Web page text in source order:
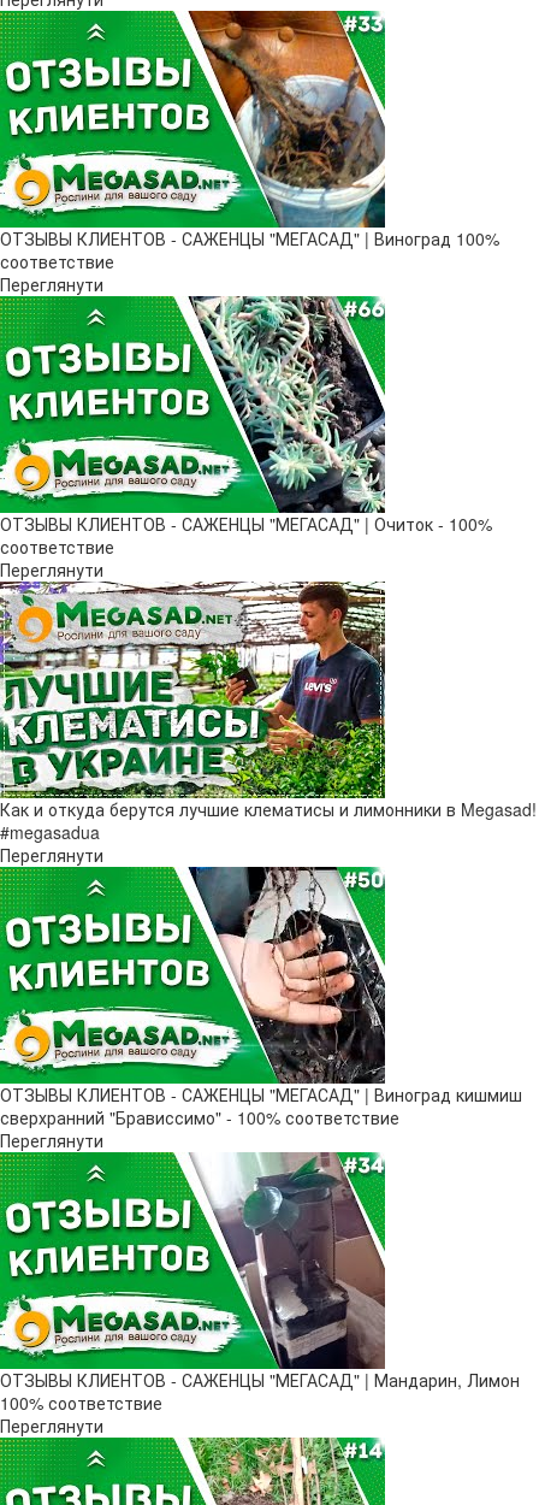
ОТЗЫВЫ КЛИЕНТОВ - САЖЕНЦЫ "МЕГАСАД" | Виноград 100%
соответствие
Переглянути
ОТЗЫВЫ КЛИЕНТОВ - САЖЕНЦЫ "МЕГАСАД" | Очиток - 100%
соответствие
Переглянути
Как и откуда берутся лучшие клематисы и лимонники в Megasad!
#megasadua
Переглянути
ОТЗЫВЫ КЛИЕНТОВ - САЖЕНЦЫ "МЕГАСАД" | Виноград кишмиш
сверхранний "Брависсимо" - 100% соответствие
Переглянути
ОТЗЫВЫ КЛИЕНТОВ - САЖЕНЦЫ "МЕГАСАД" | Мандарин, Лимон
100% соответствие
Переглянути